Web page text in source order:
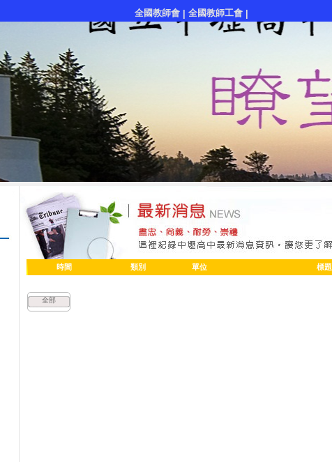
全國教師會| 全國教師工會|
時間 類別 單位 標題
全部